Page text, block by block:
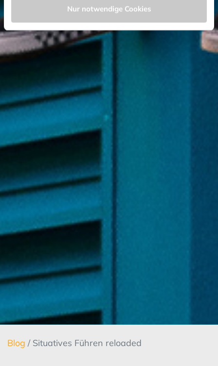
Nur notwendige Cookies
Blog / Situatives Führen reloaded